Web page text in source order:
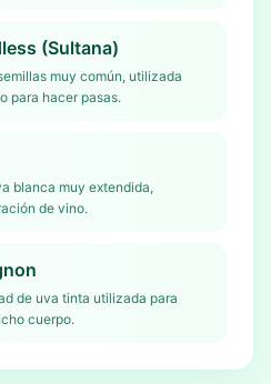
(Sultana)
muy común, utilizada
para hacer pasas.
blanca muy extendida,
de vino.
de uva tinta utilizada para
cuerpo.